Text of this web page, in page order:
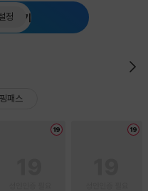
천 받기
정
패스